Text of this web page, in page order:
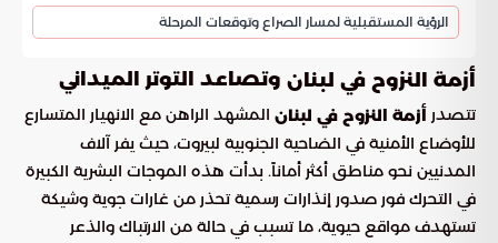
الرؤية المستقبلية لمسار الصراع وتوقعات المرحلة
أزمة النزوح في لبنان وتصاعد التوتر الميداني
تتصدر أزمة النزوح في لبنان المشهد الراهن مع الانهيار المتسارع
للأوضاع الأمنية في الضاحية الجنوبية لبيروت، حيث يفر آلاف
المدنيين نحو مناطق أكثر أماناً. بدأت هذه الموجات البشرية الكبيرة
في التحرك فور صدور إنذارات رسمية تحذر من غارات جوية وشيكة
تستهدف مواقع حيوية، ما تسبب في حالة من الارتباك والذعر